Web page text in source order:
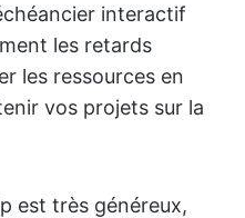
interactif
les retards
les ressources en
vos projets sur la
est très généreux,